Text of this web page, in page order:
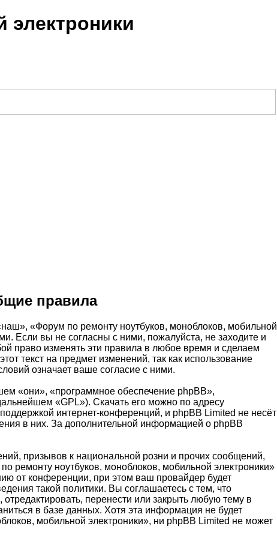
правила
«Форум по ремонту ноутбуков, моноблоков, мобильной
Если вы не согласны с ними, пожалуйста, не заходите и
право изменять эти правила в любое время и сделаем
текст на предмет изменений, так как использование
означает ваше согласие с ними.
«они», «программное обеспечение phpBB»,
«GPL»). Скачать его можно по адресу
интернет-конференций, и phpBB Limited не несёт
в них. За дополнительной информацией о phpBB
призывов к национальной розни и прочих сообщений,
ремонту ноутбуков, моноблоков, мобильной электроники»
от конференции, при этом ваш провайдер будет
такой политики. Вы соглашаетесь с тем, что
перенести или закрыть любую тему в
в базе данных. Хотя эта информация не будет
мобильной электроники», ни phpBB Limited не может